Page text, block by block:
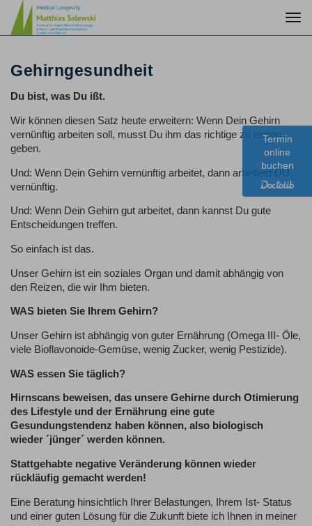
Gehirngesundheit
Du bist, was Du ißt.
Wir können diesen Satz heute erweitern: Wenn Dein Gehirn
vernünftig arbeiten soll, musst Du ihm das richtige zu essen
geben.
Und: Wenn Dein Gehirn vernünftig arbeitet, dann arbeitest DU
vernünftig.
Und: Wenn Dein Gehirn gut arbeitet, dann kannst Du gute
Entscheidungen treffen.
So einfach ist das.
Unser Gehirn ist ein soziales Organ und damit abhängig von
den Reizen, die wir Ihm bieten.
WAS bieten Sie Ihrem Gehirn?
Unser Gehirn ist abhängig von guter Ernährung (Omega III- Öle,
viele Bioflavonoide-Gemüse, wenig Zucker, wenig Pestizide).
WAS essen Sie täglich?
Hirnscans beweisen, das unsere Gehirne durch Otimierung
des Lifestyle und der Ernährung eine gute
Gesundungstendenz haben können, also biologisch
wieder ´jünger´ werden können.
Stattgehabte negative Veränderung können wieder
rückläufig gemacht werden!
Eine Beratung hinsichtlich Ihrer Belastungen, Ihrem Ist- Status
und einer guten Lösung für die Zukunft biete ich Ihnen in meiner
Termin
online
buchen